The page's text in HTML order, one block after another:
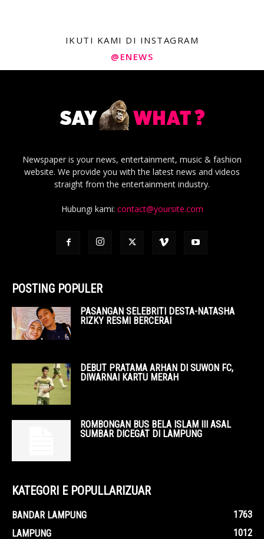
IKUTI KAMI DI INSTAGRAM
@ENEWS
Newspaper is your news, entertainment, music & fashion
website. We provide you with the latest news and videos
straight from the entertainment industry.
Hubungi kami: contact@yoursite.com
POSTING POPULER
PASANGAN SELEBRITI DESTA-NATASHA
RIZKY RESMI BERCERAI
DEBUT PRATAMA ARHAN DI SUWON FC,
DIWARNAI KARTU MERAH
ROMBONGAN BUS BELA ISLAM III ASAL
SUMBAR DICEGAT DI LAMPUNG
KATEGORI E POPULLARIZUAR
BANDAR LAMPUNG
1763
LAMPUNG
1012